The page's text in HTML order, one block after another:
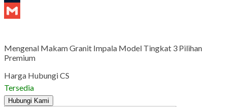
Tumblr
Mengenal Makam Granit Impala Model Tingkat 3 Pilihan
Premium
Harga Hubungi CS
Tersedia
Hubungi Kami